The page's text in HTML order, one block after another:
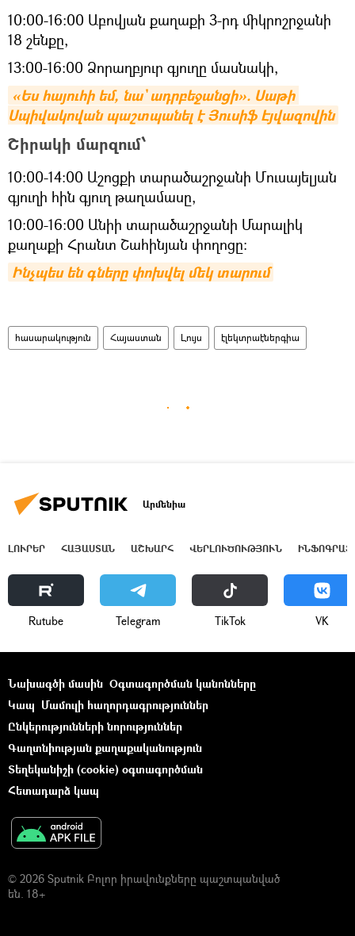
10։00-16։00 Աբովյան քաղաքի 3-րդ միկրոշրջանի
18 շենքը,
13։00-16։00 Ձորաղբյուր գյուղը մասնակի,
«Ես հայուհի եմ, նա` ադրբեջանցի». Սաթի
Սպիվակովան պաշտպանել է Յուսիֆ Էյվազովին
Շիրակի մարզում՝
10:00-14:00 Աշոցքի տարածաշրջանի Մուսայելյան
գյուղի հին գյուղ թաղամասը,
10:00-16:00 Անիի տարածաշրջանի Մարալիկ
քաղաքի Հրանտ Շահինյան փողոցը:
Ինչպես են գները փոխվել մեկ տարում
հասարակություն Հայաստան Լույս էլեկտրաէներգիա
Արմենիա
ԼՈՒՐԵՐ ՀԱՅԱՍՏԱՆ ԱՇԽԱՐՀ ՎԵՐԼՈՒԾՈՒԹՅՈՒՆ
Rutube Telegram ТikТоk VK
Նախագծի մասին Օգտագործման կանոնները
Կապ Մամուլի հաղորդագրություններ
Ընկերությունների նորություններ
Գաղտնիության քաղաքականություն
Տեղեկանիշի (cookie) օգտագործման
Հետադարձ կապ
© 2026 Sputnik Բոլոր իրավունքները պաշտպանված
են. 18+